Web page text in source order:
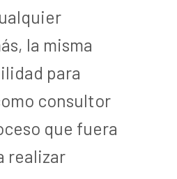
la misma
para
consultor
que fuera
realizar